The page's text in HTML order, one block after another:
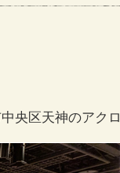
央区天神のアク